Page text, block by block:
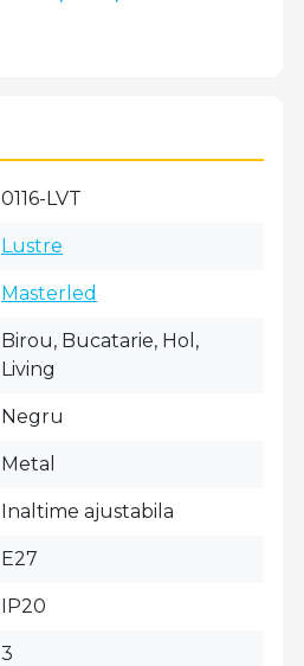
0116-LVT
Lustre
Masterled
Birou, Bucatarie, Hol,
Living
Negru
Metal
Inaltime ajustabila
E27
IP20
3